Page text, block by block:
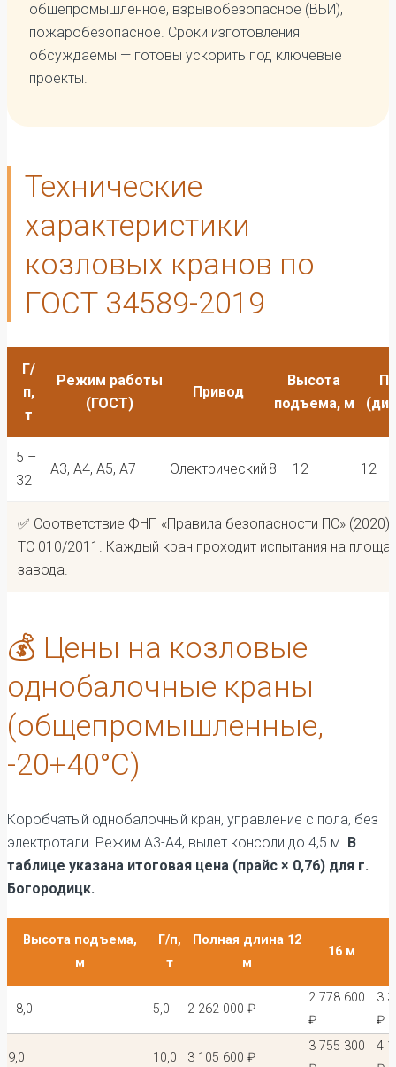
общепромышленное, взрывобезопасное (ВБИ),
пожаробезопасное. Сроки изготовления
обсуждаемы — готовы ускорить под ключевые
проекты.
Технические
характеристики
козловых кранов по
ГОСТ 34589-2019
Г/
п,
т
Режим работы
(ГОСТ)
Привод
Высота
подъема, м
5 –
32
А3, А4, А5, А7 Электрический 8 – 12 12 –
✅ Соответствие ФНП «Правила безопасности ПС» (2020)
ТС 010/2011. Каждый кран проходит испытания на
завода.
💰 Цены на козловые
однобалочные краны
(общепромышленные,
-20+40°С)
Коробчатый однобалочный кран, управление с пола, без
электротали. Режим А3-А4, вылет консоли до 4,5 м. В
таблице указана итоговая цена (прайс × 0,76) для г.
Богородицк.
Высота подъема,
м
Г/п,
т
Полная длина 12
м
16 м
8,0 5,0 2 262 000 ₽
2 778 600
₽
3
₽
9,0 10,0 3 105 600 ₽
3 755 300
4